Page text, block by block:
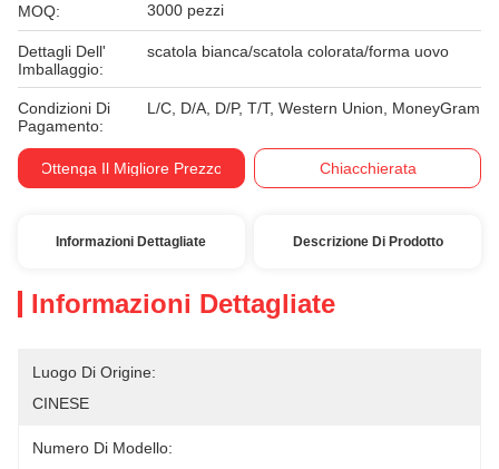
MOQ: 3000 pezzi
Dettagli Dell'
Imballaggio:
scatola bianca/scatola colorata/forma uovo
Condizioni Di
Pagamento:
L/C, D/A, D/P, T/T, Western Union, MoneyGram
Ottenga Il Migliore Prezzo Chiacchierata
Informazioni Dettagliate Descrizione Di Prodotto
Informazioni Dettagliate
Luogo Di Origine:
CINESE
Numero Di Modello: